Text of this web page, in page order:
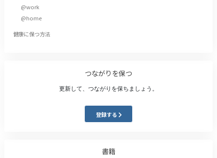
@work
@home
健康に保つ方法
つながりを保つ
更新して、つながりを保ちましょう。
登録する
書籍